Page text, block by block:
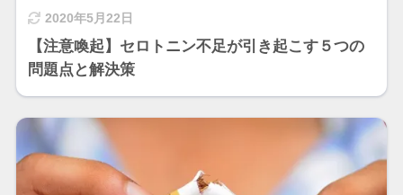
2020年5月22日
【注意喚起】セロトニン不足が引き起こす５つの
問題点と解決策